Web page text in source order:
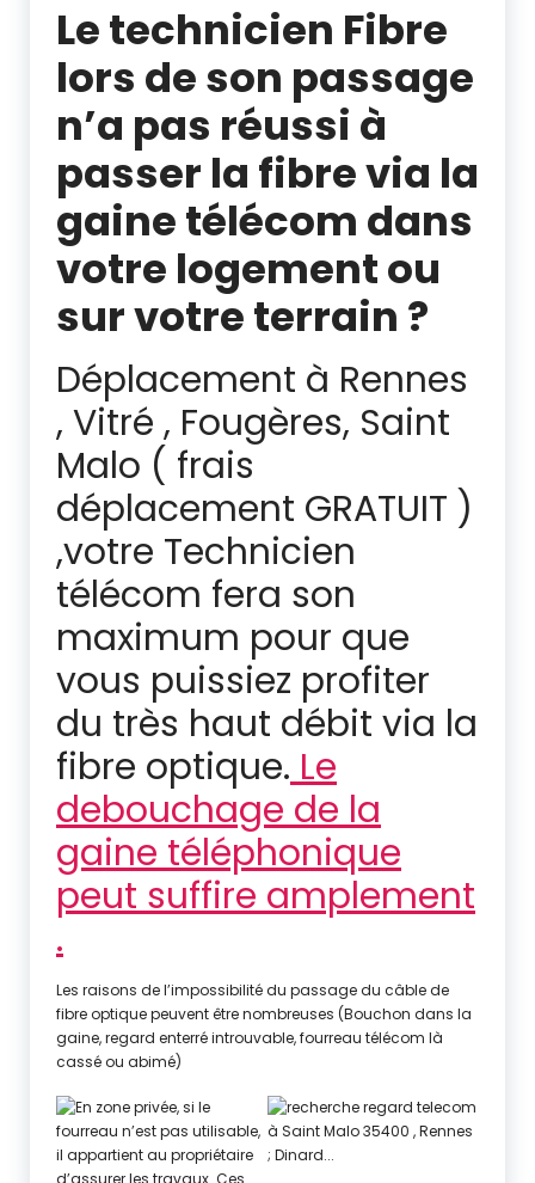
Le technicien Fibre
lors de son passage
n’a pas réussi à
passer la fibre via la
gaine télécom dans
votre logement ou
sur votre terrain ?
Déplacement à Rennes
, Vitré , Fougères, Saint
Malo ( frais
déplacement GRATUIT )
,votre Technicien
télécom fera son
maximum pour que
vous puissiez profiter
du très haut débit via la
fibre optique. Le
debouchage de la
gaine téléphonique
peut suffire amplement
.
Les raisons de l’impossibilité du passage du câble de
fibre optique peuvent être nombreuses (Bouchon dans la
gaine, regard enterré introuvable, fourreau télécom là
cassé ou abimé)